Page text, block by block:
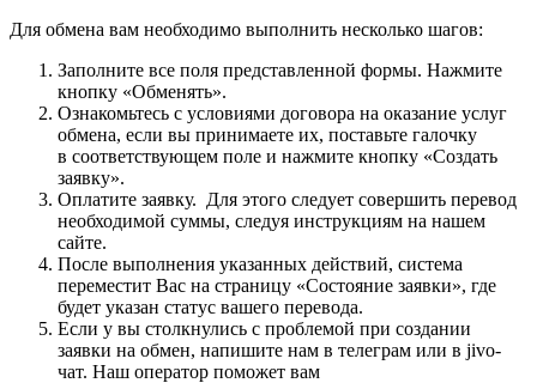
Для обмена вам необходимо выполнить несколько шагов:
Заполните все поля представленной формы. Нажмите
кнопку «Обменять».
Ознакомьтесь с условиями договора на оказание услуг
обмена, если вы принимаете их, поставьте галочку
в соответствующем поле и нажмите кнопку «Создать
заявку».
Оплатите заявку. Для этого следует совершить перевод
необходимой суммы, следуя инструкциям на нашем
сайте.
После выполнения указанных действий, система
переместит Вас на страницу «Состояние заявки», где
будет указан статус вашего перевода.
Если у вы столкнулись с проблемой при создании
заявки на обмен, напишите нам в телеграм или в jivo-
чат. Наш оператор поможет вам